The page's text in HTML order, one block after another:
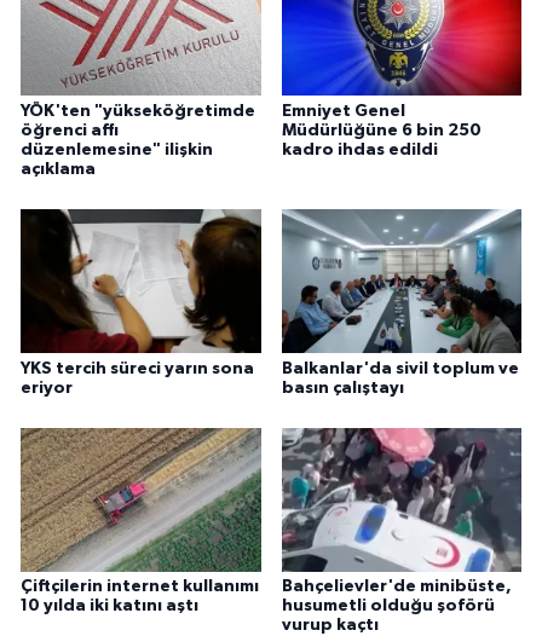
YÖK'ten "yükseköğretimde
öğrenci affı
düzenlemesine" ilişkin
açıklama
Emniyet Genel
Müdürlüğüne 6 bin 250
kadro ihdas edildi
YKS tercih süreci yarın sona
eriyor
Balkanlar'da sivil toplum ve
basın çalıştayı
Çiftçilerin internet kullanımı
10 yılda iki katını aştı
Bahçelievler'de minibüste,
husumetli olduğu şoförü
vurup kaçtı